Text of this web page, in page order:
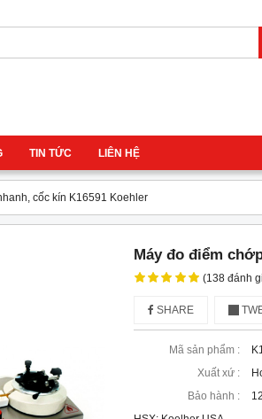
TIN TỨC LIÊN HỆ
cốc kín K16591 Koehler
Máy đo điểm
(138 đánh
SHARE
Mã sản phẩm :
Xuất xứ :
Bảo hành :